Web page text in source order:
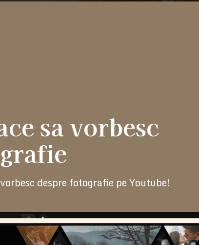
sa vorbesc
despre fotografie pe Youtube!